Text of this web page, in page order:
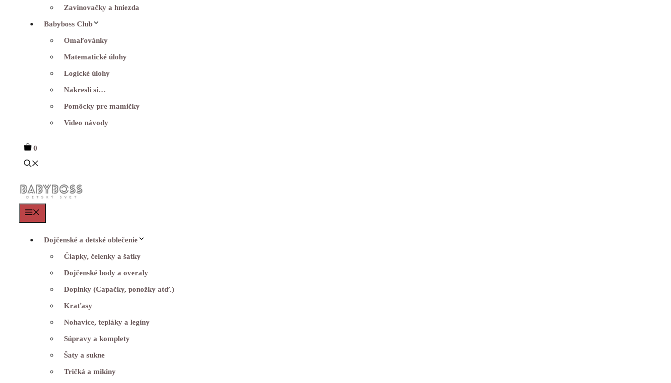
Zavinovačky a hniezda
Babyboss Club
Omaľovánky
Matematické úlohy
Logické úlohy
Nakresli si…
Pomôcky pre mamičky
Video návody
0
Dojčenské a detské oblečenie
Čiapky, čelenky a šatky
Dojčenské body a overaly
Doplnky (Capačky, ponožky atď.)
Kraťasy
Nohavice, tepláky a legíny
Súpravy a komplety
Šaty a sukne
Tričká a mikiny